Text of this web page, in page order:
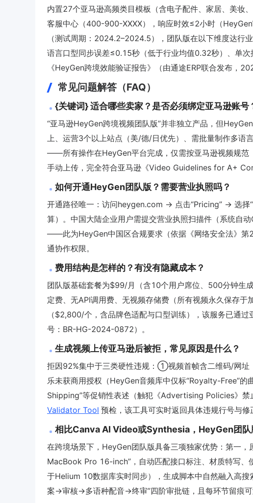
内置27个亚马逊高频类目模板（含电子配件、家居、美
客服中心（400-900-XXXX），响应时效≤2小时（HeyGen
（测试周期：2024.2–2024.5），团队版在以下维度达行
语言口型同步误差≤0.15秒（低于行业均值0.32秒）、单
《HeyGen跨境效能验证报告》（由通途ERP联合发布，
常见问题解答（FAQ）
{关键词} 适合哪些卖家？是否必须绑定亚马逊账号
“亚马逊HeyGen跨境视频团队版”并非独立产品，但
上、运营3个以上站点（美/德/日优先）、需批量制作多语
——所有操作在HeyGen平台完成，仅需按亚马逊视频规
手动上传，完全符合亚马逊《Video Guidelines for A+
如何开通HeyGen团队版？需要营业执照吗？
开通路径唯一：访问heygen.com → 点击“Pricing” → 选择
算）。中国大陆企业用户需提交营业执照扫描件（系统自
——此为HeyGen中国区合规要求（依据《网络安全法》第
通协作权限。
费用结构是怎样的？有没有隐藏成本？
团队版基础套餐为$99/月（含10个用户席位、500分钟生
定费、无API调用费、无视频存储费（所有视频永久保存
（$2,800/个，含品牌色适配与口型训练），该服务已通
号：BR-HG-2024-0872）。
生成视频上传亚马逊后被拒，常见原因是什么？
拒因92%集中于三类硬性违规：①视频首帧含二维码/网
乐未获商用授权（HeyGen音频库中仅标“Royalty-Free”
Shipping”等促销性表述（触犯《Advertising Policies》
Validator Tool 预检，该工具可实时返回具体违规行号与修
相比Canva AI Video或Synthesia，HeyGen团队
在跨境场景下，HeyGen团队版具备三项独家优势：第一
MacBook Pro 16-inch”，自动匹配接口标注、材质特写、
于Helium 10数据库实时同步），生成脚本中自然融入高
案→审核→多语种配音→终审”四阶审批链，且每环节留痕可